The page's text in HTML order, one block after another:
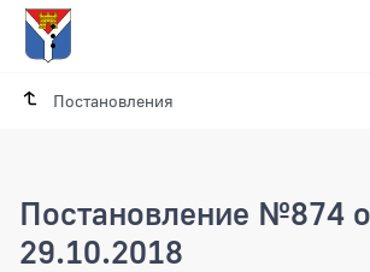
Постановления
Постановление №874
29.10.2018